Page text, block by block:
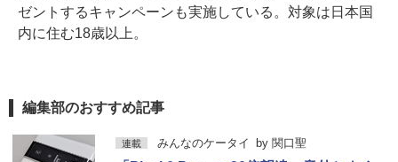
ゼントするキャンペーンも実施している。対象は日本国
内に住む18歳以上。
編集部のおすすめ記事
連載 みんなのケータイ by 関口聖